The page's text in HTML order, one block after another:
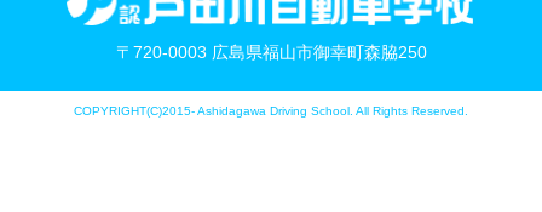
〒720-0003 広島県福山市御幸町森脇250
COPYRIGHT(C)2015- Ashidagawa Driving School. All Rights Reserved.